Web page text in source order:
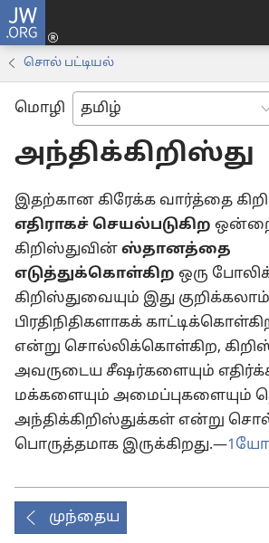
JW.ORG
சொல் பட்டியல்
மொழி
அந்திக்கிறிஸ்து
இதற்கான கிரேக்க வார்த்தை
எதிராகச் செயல்படுகிற
கிறிஸ்துவின் ஸ்தானத்தை
எடுத்துக்கொள்கிற ஒரு
கிறிஸ்துவையும் இது
பிரதிநிதிகளாகக்
என்று சொல்லிக்கொள்கிற,
அவருடைய சீஷர்களையும்
மக்களையும் அமைப்புகளையும்
அந்திக்கிறிஸ்துக்கள் என்று
பொருத்தமாக இருக்கிறது.—1யோ
முந்தைய